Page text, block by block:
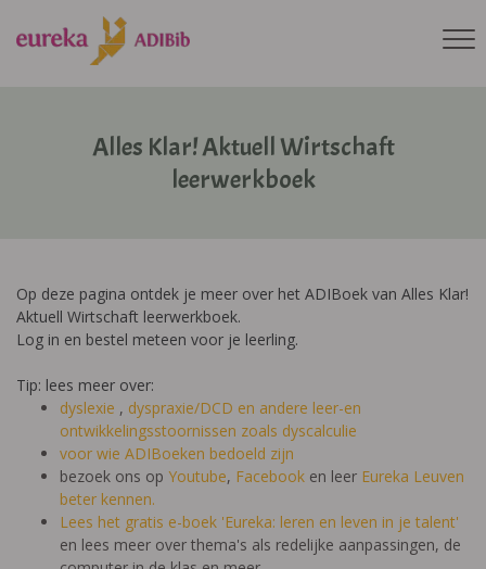
Alles Klar! Aktuell Wirtschaft
leerwerkboek
Op deze pagina ontdek je meer over het ADIBoek van Alles Klar!
Aktuell Wirtschaft leerwerkboek.
Log in en bestel meteen voor je leerling.
Tip: lees meer over:
dyslexie , dyspraxie/DCD en andere leer-en
ontwikkelingsstoornissen zoals dyscalculie
voor wie ADIBoeken bedoeld zijn
bezoek ons op Youtube, Facebook en leer Eureka Leuven
beter kennen.
Lees het gratis e-boek 'Eureka: leren en leven in je talent'
en lees meer over thema's als redelijke aanpassingen, de